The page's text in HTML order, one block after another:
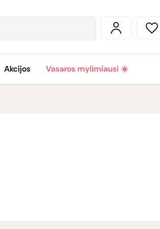
Akcijos Vasaros mylimiausi ☀️